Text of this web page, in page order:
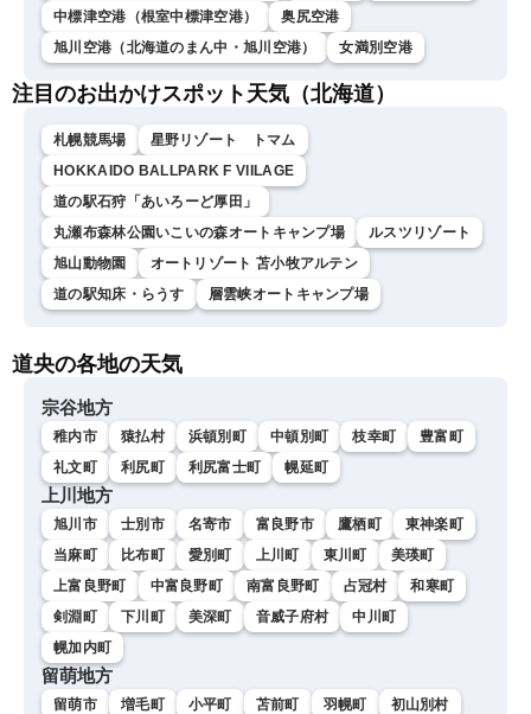
中標津空港（根室中標津空港）
奥尻空港
旭川空港（北海道のまん中・旭川空港）
女満別空港
注目のお出かけスポット天気（北海道）
札幌競馬場
星野リゾート トマム
HOKKAIDO BALLPARK F VIILAGE
道の駅石狩「あいろーど厚田」
丸瀬布森林公園いこいの森オートキャンプ場
ルスツリゾート
旭山動物園
オートリゾート 苫小牧アルテン
道の駅知床・らうす
層雲峡オートキャンプ場
道央の各地の天気
宗谷地方
稚内市 猿払村 浜頓別町 中頓別町 枝幸町
豊富町
礼文町
利尻町 利尻富士町 幌延町
上川地方
旭川市 士別市 名寄市 富良野市 鷹栖町
東神楽町
当麻町
比布町 愛別町 上川町 東川町
美瑛町
上富良野町
中富良野町 南富良野町 占冠村
和寒町
剣淵町
下川町 美深町 音威子府村
中川町
幌加内町
留萌地方
留萌市 増毛町 小平町 苫前町 羽幌町
初山別村